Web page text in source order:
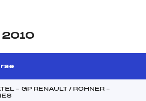
2010
– GP RENAULT / ROHNER –